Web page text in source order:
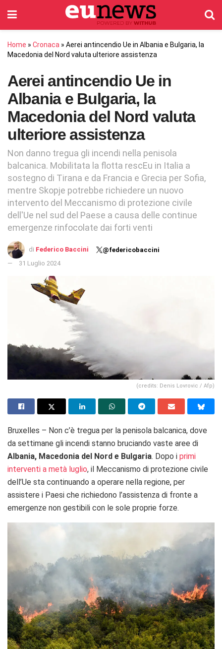
Home » Cronaca » Aerei antincendio Ue in Albania e Bulgaria, la
Macedonia del Nord valuta ulteriore assistenza
Aerei antincendio Ue in
Albania e Bulgaria, la
Macedonia del Nord valuta
ulteriore assistenza
Non danno tregua gli incendi nella penisola
balcanica. Mobilitata la flotta rescEu in Italia a
sostegno di Tirana e da Francia e Grecia per Sofia,
mentre Skopje potrebbe richiedere un nuovo
intervento del Meccanismo di protezione civile
dell'Ue nel sud del Paese a causa delle continue
emergenze rinfocolate dai forti venti
di Federico Baccini
@federicobaccini
31 Luglio 2024
(credits: Denis Lovrovic / Afp)
Bruxelles – Non c’è tregua per la penisola balcanica, dove
da settimane gli incendi stanno bruciando vaste aree di
Albania, Macedonia del Nord e Bulgaria. Dopo i primi
interventi a metà luglio, il Meccanismo di protezione civile
dell’Ue sta continuando a operare nella regione, per
assistere i Paesi che richiedono l’assistenza di fronte a
emergenze non gestibili con le sole proprie forze.